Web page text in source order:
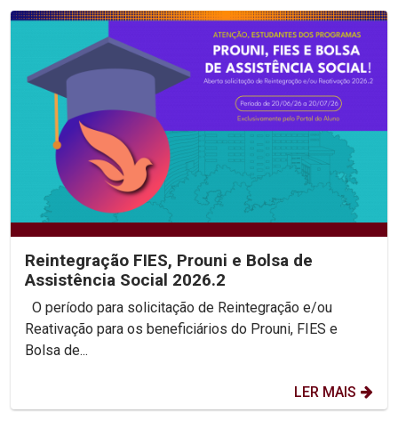
Reintegração FIES, Prouni e Bolsa de
Assistência Social 2026.2
Reativação para os beneficiários do Prouni, FIES e
Bolsa de...
LER MAIS